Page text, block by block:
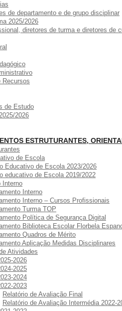
de departamento e de grupo disciplinar
2025/2026
diretores de turma e diretores de
Recursos
de Estudo
2026
ESTRUTURANTES,
de Escola
Educativo de Escola 2023/2026
educativo de Escola 2019/2022
Interno
Interno
Interno – Cursos Profissionais
Turma TOP
Política de Segurança Digital
Biblioteca Escolar Florbela
Quadros de Mérito
Aplicação Medidas Disciplinares
Atividades
2026
2025
2024
2023
Relatório de Avaliação Final
Relatório de Avaliação Intermédia 2022-